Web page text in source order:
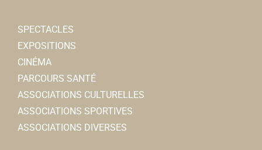
SPECTACLES
EXPOSITIONS
CINÉMA
PARCOURS SANTÉ
ASSOCIATIONS CULTURELLES
ASSOCIATIONS SPORTIVES
ASSOCIATIONS DIVERSES